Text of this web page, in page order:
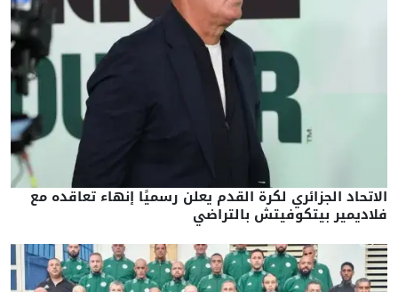
الاتحاد الجزائري لكرة القدم يعلن رسميًا إنهاء تعاقده مع
فلاديمير بيتكوفيتش بالتراضي